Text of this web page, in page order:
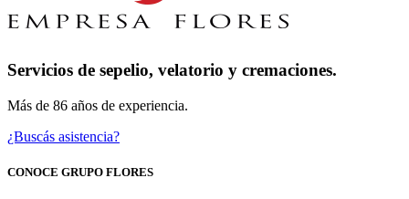
Servicios de sepelio, velatorio y cremaciones.
Más de 86 años de experiencia.
¿Buscás asistencia?
CONOCE GRUPO FLORES